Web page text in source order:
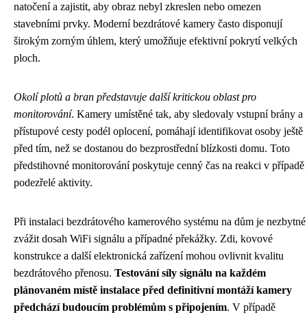
natočení a zajistit, aby obraz nebyl zkreslen nebo omezen
stavebními prvky. Moderní bezdrátové kamery často disponují
širokým zorným úhlem, který umožňuje efektivní pokrytí velkých
ploch.
Okolí plotů a bran představuje další kritickou oblast pro
monitorování. Kamery umístěné tak, aby sledovaly vstupní brány a
přístupové cesty podél oplocení, pomáhají identifikovat osoby ještě
před tím, než se dostanou do bezprostřední blízkosti domu. Toto
předstihovné monitorování poskytuje cenný čas na reakci v případě
podezřelé aktivity.
Při instalaci bezdrátového kamerového systému na dům je nezbytné
zvážit dosah WiFi signálu a případné překážky. Zdi, kovové
konstrukce a další elektronická zařízení mohou ovlivnit kvalitu
bezdrátového přenosu. Testování síly signálu na každém
plánovaném místě instalace před definitivní montáží kamery
předchází budoucím problémům s připojením. V případě